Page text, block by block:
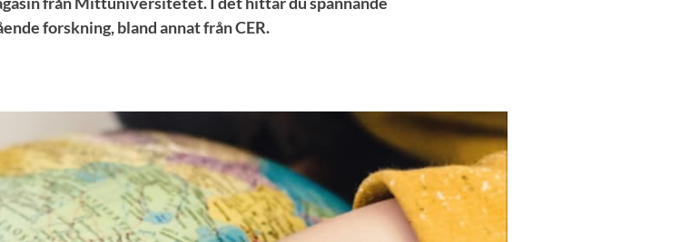
forskning, bland annat från CER.